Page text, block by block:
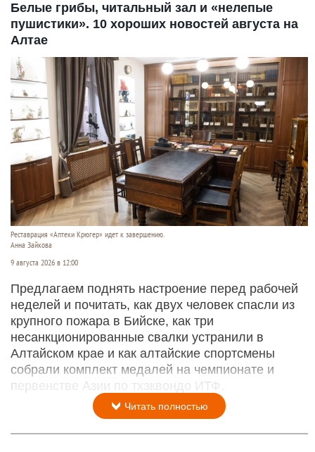
Белые грибы, читальный зал и «нелепые
пушистики». 10 хороших новостей августа на
Алтае
Реставрация «Аптеки Крюгер» идет к завершению.
Анна Зайкова
9 августа 2026 в 12:00
Предлагаем поднять настроение перед рабочей
неделей и почитать, как двух человек спасли из
крупного пожара в Бийске, как три
несанкционированные свалки устранили в
Алтайском крае и как алтайские спортсмены
собрали комплект медалей на чемпионате и
первенстве Азии по тхэквондо ИТФ.
Читать полностью